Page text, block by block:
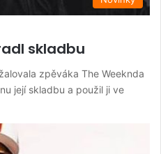
skladbu
zpěváka The Weeknda
její skladbu a použil ji ve